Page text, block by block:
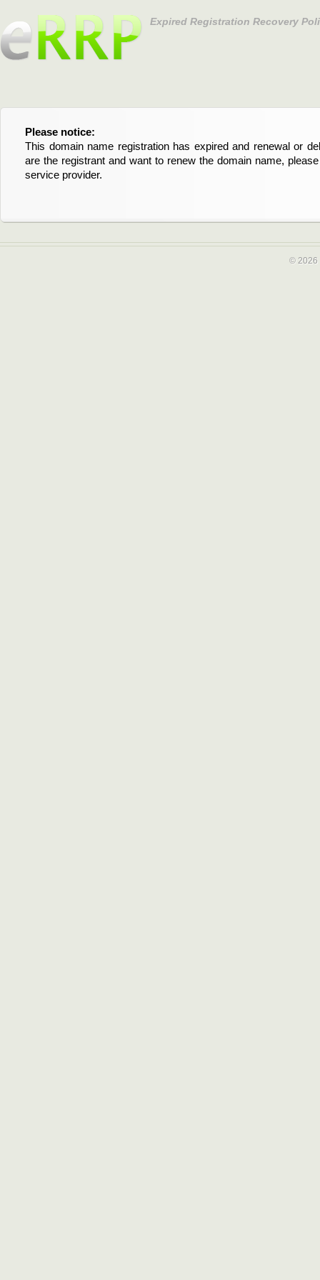
Expired Registration Recovery
Please notice:
This domain name registration has expired and renewal or
are the registrant and want to renew the domain name,
service provider.
Bitte beachten Sie:
Diese Domainregistrierung ist abgelaufen und die
Domain stehen an. Wenn Sie der Registrant sind und
verlängern möchten, kontaktieren Sie bitte Ihren Service-
© 2026